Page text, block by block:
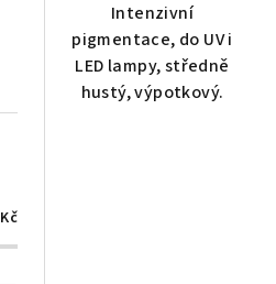
Kč
Intenzivní
pigmentace, do UV i
LED lampy, středně
hustý, výpotkový.